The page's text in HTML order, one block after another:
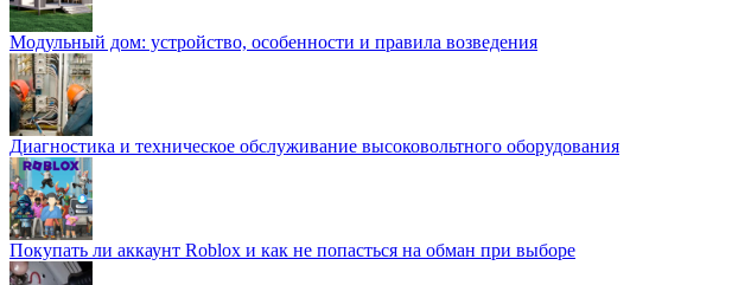
Модульный дом: устройство, особенности и правила возведения
Диагностика и техническое обслуживание высоковольтного оборудования
Покупать ли аккаунт Roblox и как не попасться на обман при выборе